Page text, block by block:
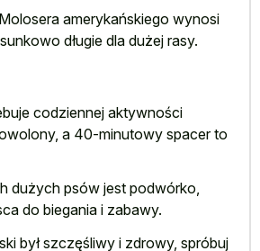
amerykańskiego wynosi
długie dla dużej rasy.
codziennej aktywności
a 40-minutowy spacer to
dużych psów jest podwórko,
do biegania i zabawy.
był szczęśliwy i zdrowy, spróbuj